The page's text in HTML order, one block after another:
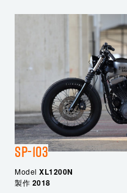
SP-103
Model XL1200N
製作 2018